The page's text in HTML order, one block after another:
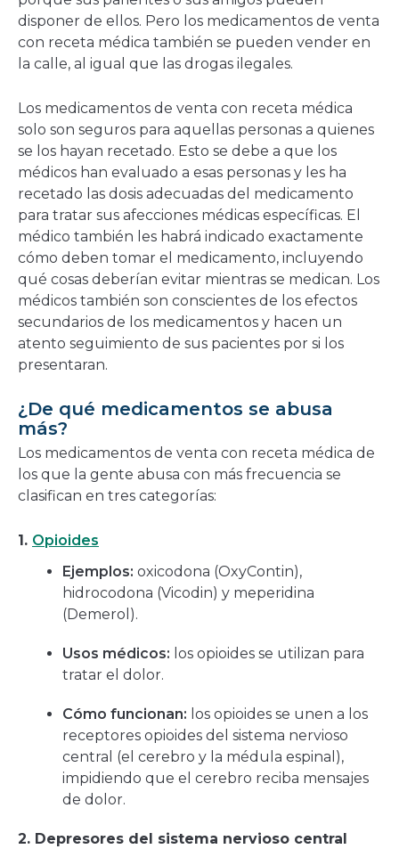
disponer de ellos. Pero los medicamentos de venta
con receta médica también se pueden vender en
la calle, al igual que las drogas ilegales.
Los medicamentos de venta con receta médica
solo son seguros para aquellas personas a quienes
se los hayan recetado. Esto se debe a que los
médicos han evaluado a esas personas y les ha
recetado las dosis adecuadas del medicamento
para tratar sus afecciones médicas específicas. El
médico también les habrá indicado exactamente
cómo deben tomar el medicamento, incluyendo
qué cosas deberían evitar mientras se medican. Los
médicos también son conscientes de los efectos
secundarios de los medicamentos y hacen un
atento seguimiento de sus pacientes por si los
presentaran.
¿De qué medicamentos se abusa
más?
Los medicamentos de venta con receta médica de
los que la gente abusa con más frecuencia se
clasifican en tres categorías:
1. Opioides
Ejemplos: oxicodona (OxyContin),
hidrocodona (Vicodin) y meperidina
(Demerol).
Usos médicos: los opioides se utilizan para
tratar el dolor.
Cómo funcionan: los opioides se unen a los
receptores opioides del sistema nervioso
central (el cerebro y la médula espinal),
impidiendo que el cerebro reciba mensajes
de dolor.
2. Depresores del sistema nervioso central